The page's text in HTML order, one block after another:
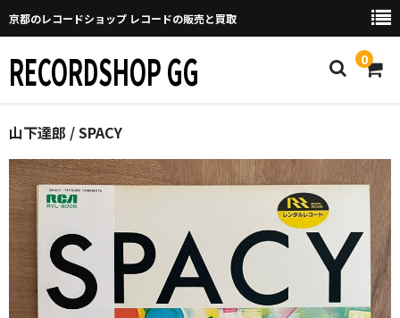
京都のレコードショップ レコードの販売と買取
RECORDSHOP GG 0
Home
マイページ
GGについて
買取について
取り置きなどについて
山下達郎 / SPACY